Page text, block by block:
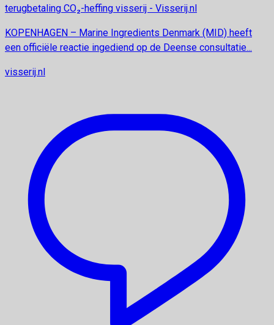
terugbetaling CO₂-heffing visserij - Visserij.nl
KOPENHAGEN – Marine Ingredients Denmark (MID) heeft
een officiële reactie ingediend op de Deense consultatie...
visserij.nl